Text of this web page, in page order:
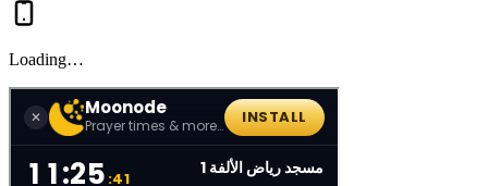
Loading…